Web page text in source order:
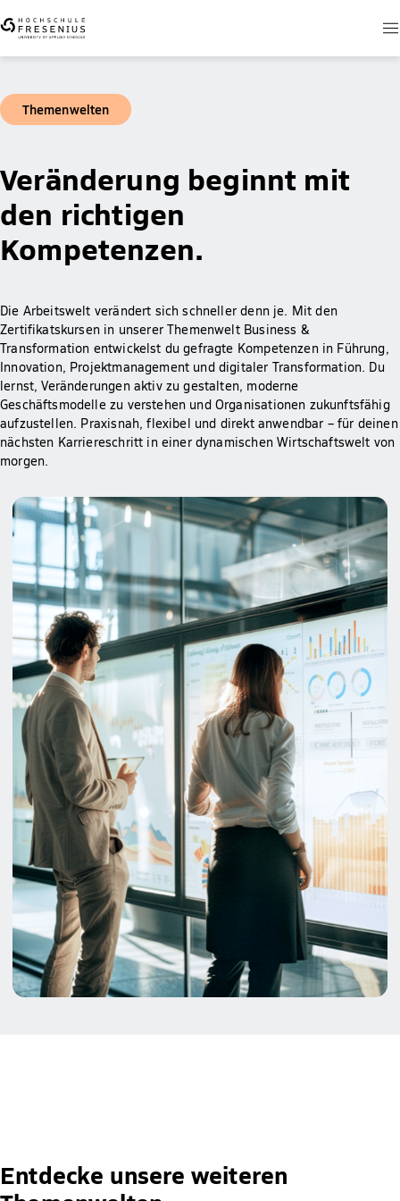
Themenwelten
Veränderung beginnt mit
den richtigen
Kompetenzen.
Die Arbeitswelt verändert sich schneller denn je. Mit den
Zertifikatskursen in unserer Themenwelt Business &
Transformation entwickelst du gefragte Kompetenzen in Führung,
Innovation, Projektmanagement und digitaler Transformation. Du
lernst, Veränderungen aktiv zu gestalten, moderne
Geschäftsmodelle zu verstehen und Organisationen zukunftsfähig
aufzustellen. Praxisnah, flexibel und direkt anwendbar – für deinen
nächsten Karriereschritt in einer dynamischen Wirtschaftswelt von
morgen.
Entdecke unsere weiteren